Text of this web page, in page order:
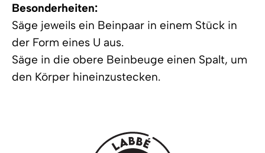
Besonderheiten:
Säge jeweils ein Beinpaar in einem Stück in
der Form eines U aus.
Säge in die obere Beinbeuge einen Spalt, um
den Körper hineinzustecken.